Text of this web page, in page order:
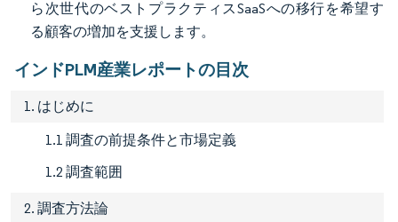
ら次世代のベストプラクティスSaaSへの移行を希望す
る顧客の増加を支援します。
インドPLM産業レポートの目次
1. はじめに
1.1 調査の前提条件と市場定義
1.2 調査範囲
2. 調査方法論